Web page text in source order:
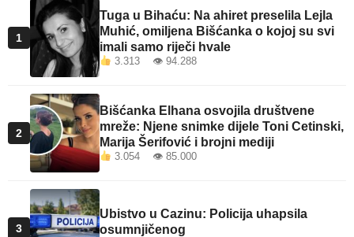
1
Tuga u Bihaću: Na ahiret preselila Lejla
Muhić, omiljena Bišćanka o kojoj su svi
imali samo riječi hvale
3.313 👁 94.288
2
Bišćanka Elhana osvojila društvene
mreže: Njene snimke dijele Toni Cetinski,
Marija Šerifović i brojni mediji
3.054 👁 85.000
3
Ubistvo u Cazinu: Policija uhapsila
osumnjičenog